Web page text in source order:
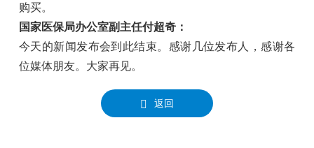
购买。
国家医保局办公室副主任付超奇：
今天的新闻发布会到此结束。感谢几位发布人，感谢各
位媒体朋友。大家再见。
返回